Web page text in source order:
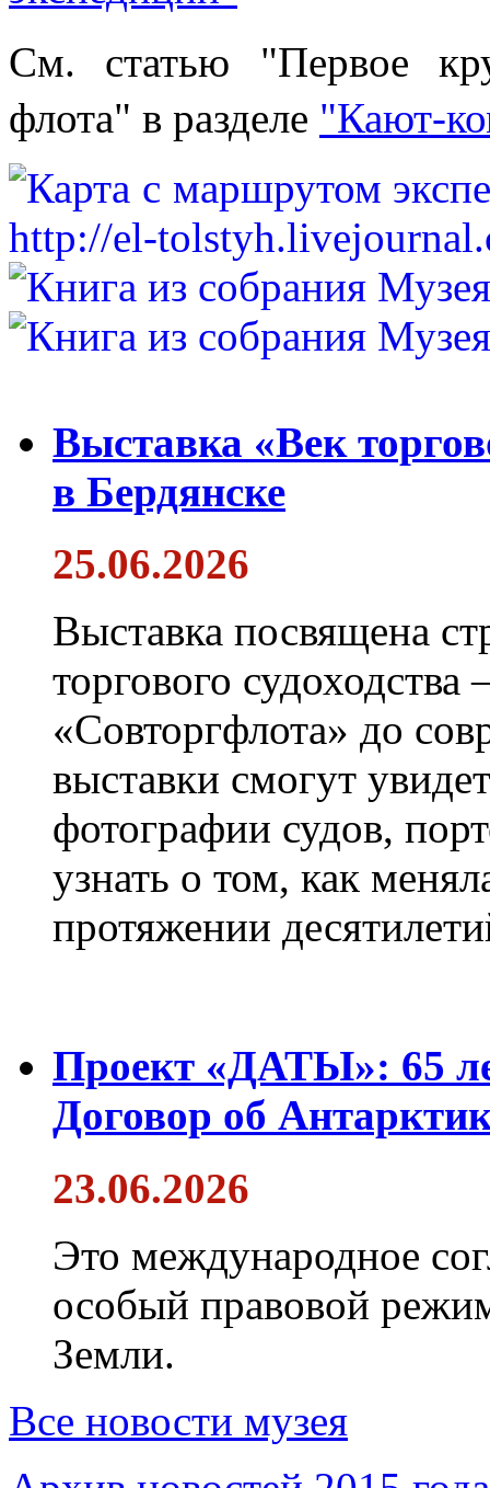
См. статью "Первое
флота" в разделе "Кают-
Выставка «Век
в Бердянске
25.06.2026
Выставка посвящена
торгового
«Совторгфлота» до
выставки смогут
фотографии судов,
узнать о том, как
протяжении
Проект «ДАТЫ»: 65
Договор об
23.06.2026
Это международное
особый правовой
Земли.
Все новости музея